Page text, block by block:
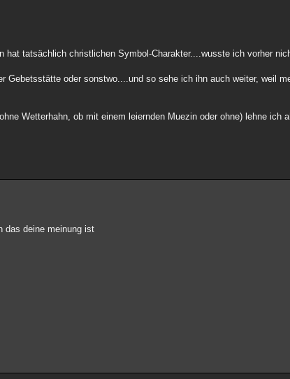
hat tatsächlich christlichen Symbol-Charakter....wusste ich vorher
Gebetsstätte oder sonstwo....und so sehe ich ihn auch weiter, weil
Wetterhahn, ob mit einem leiernden Muezin oder ohne) lehne ich
das deine meinung ist